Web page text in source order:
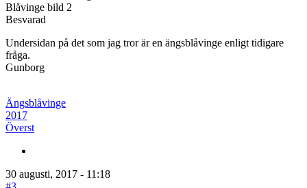
Blåvinge bild 2
Besvarad
Undersidan på det som jag tror är en ängsblåvinge enligt tidigare
fråga.
Gunborg
Ängsblåvinge
2017
Överst
30 augusti, 2017 - 11:18